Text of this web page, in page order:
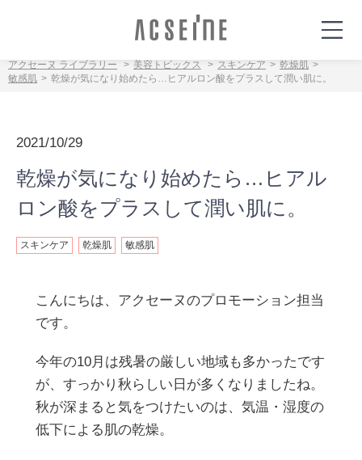
アクセーヌ ライブラリー 美容トピックス スキンケア
乾燥肌
敏感肌
乾燥が気になり始めたら…ヒアルロン酸をプラスして潤い肌に。
2021/10/29
乾燥が気になり始めたら…ヒアル
ロン酸をプラスして潤い肌に。
スキンケア 乾燥肌 敏感肌
こんにちは、アクセーヌのプロモーション担当
です。
今年の10月は残暑の厳しい地域も多かったです
が、すっかり秋らしい日が多くなりましたね。
秋が深まると気をつけたいのは、気温・湿度の
低下による肌の乾燥。